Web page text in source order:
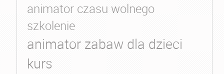
animator czasu wolnego
szkolenie
animator zabaw dla dzieci
kurs